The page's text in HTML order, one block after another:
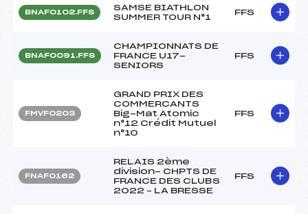
BNAF0102.FFS
SAMSE BIATHLON
SUMMER TOUR N°1
FFS
BNAF0091.FFS
CHAMPIONNATS DE
FRANCE U17-
SENIORS
FFS
FMVF0203
GRAND PRIX DES
COMMERCANTS
Big-Mat Atomic
n°12 Crédit Mutuel
n°10
FFS
FNAF0162
RELAIS 2ème
division- CHPTS DE
FRANCE DES CLUBS
2022 – LA BRESSE
FFS